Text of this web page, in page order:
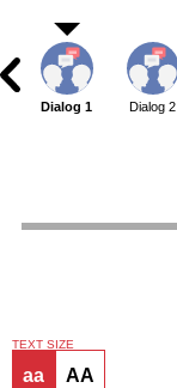
Dialog 1 Dialog 2
TEXT SIZE
aa AA